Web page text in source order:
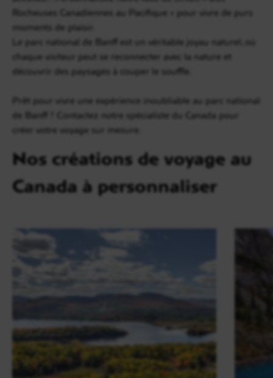
Rocheuses Canadiennes au Pacifique » pour vivre de purs
moments de plaisir.
Le parc national de Banff est un véritable joyau naturel, où
chaque visiteur peut se reconnecter avec la nature et
découvrir des paysages à couper le souffle.
Prêt pour vivre une expérience inoubliable au parc national
de Banff ? Contactez notre spécialiste du Canada pour
créer votre voyage sur mesure.
Nos créations de voyage au
Canada à personnaliser